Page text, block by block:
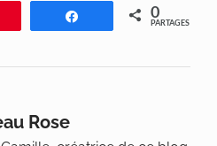
Partagez 0
PARTAGES
Rose